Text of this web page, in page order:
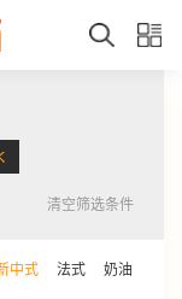
清空筛选条件
中式 法式 奶油